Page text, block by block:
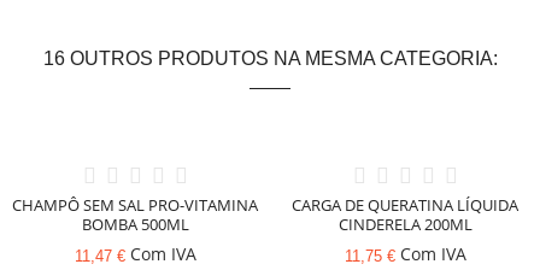
16 OUTROS PRODUTOS NA MESMA CATEGORIA:
CHAMPÔ SEM SAL PRO-VITAMINA
BOMBA 500ML
11,47 €Com IVA
CARGA DE QUERATINA LÍQUIDA
CINDERELA 200ML
11,75 €Com IVA